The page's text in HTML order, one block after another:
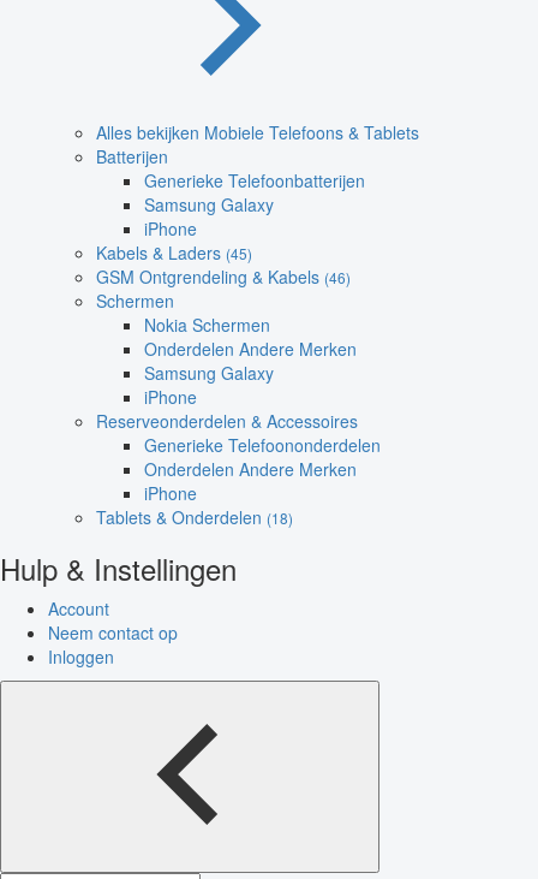
Alles bekijken Mobiele Telefoons & Tablets
Batterijen
Generieke Telefoonbatterijen
Samsung Galaxy
iPhone
Kabels & Laders (45)
GSM Ontgrendeling & Kabels (46)
Schermen
Nokia Schermen
Onderdelen Andere Merken
Samsung Galaxy
iPhone
Reserveonderdelen & Accessoires
Generieke Telefoononderdelen
Onderdelen Andere Merken
iPhone
Tablets & Onderdelen (18)
Hulp & Instellingen
Account
Neem contact op
Inloggen